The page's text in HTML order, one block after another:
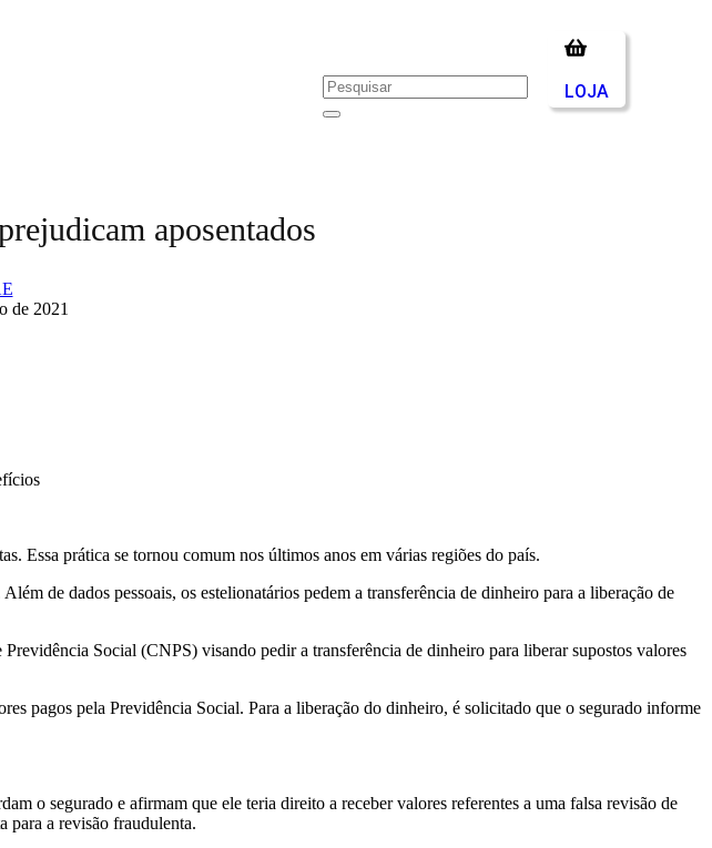
LOJA
aposentados
de 2021
Essa prática se tornou comum nos últimos anos em várias regiões do país.
de dados pessoais, os estelionatários pedem a transferência de dinheiro para a liberação de
Social (CNPS) visando pedir a transferência de dinheiro para liberar supostos valores
pagos pela Previdência Social. Para a liberação do dinheiro, é solicitado que o segurado informe
o segurado e afirmam que ele teria direito a receber valores referentes a uma falsa revisão de
para a revisão fraudulenta.